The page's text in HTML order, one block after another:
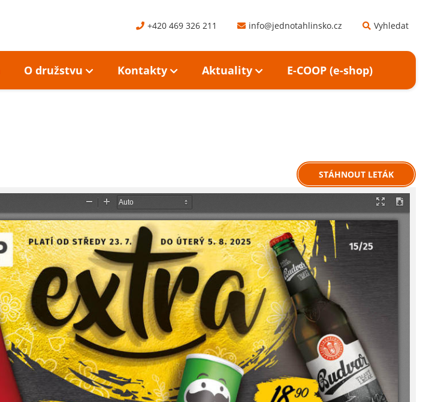
+420 469 326 211 info@jednotahlinsko.cz Vyhledat
O družstvu Kontakty Aktuality E-COOP (e-shop)
STÁHNOUT LETÁK